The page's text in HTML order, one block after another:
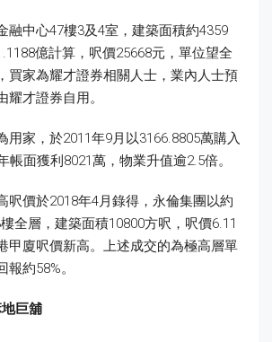
融中心47樓3及4室，建築面積約4359
億計算，呎價25668元，單位望全
買家為耀才證券相關人士，業內人士預
耀才證券自用。
用家，於2011年9月以3166.8805萬購入
帳面獲利8021萬，物業升值逾2.5倍。
呎價於2018年4月錄得，永倫集團以約
全層，建築面積10800方呎，呎價6.11
甲廈呎價新高。上述成交的為極高層單
約58%。
巨舖